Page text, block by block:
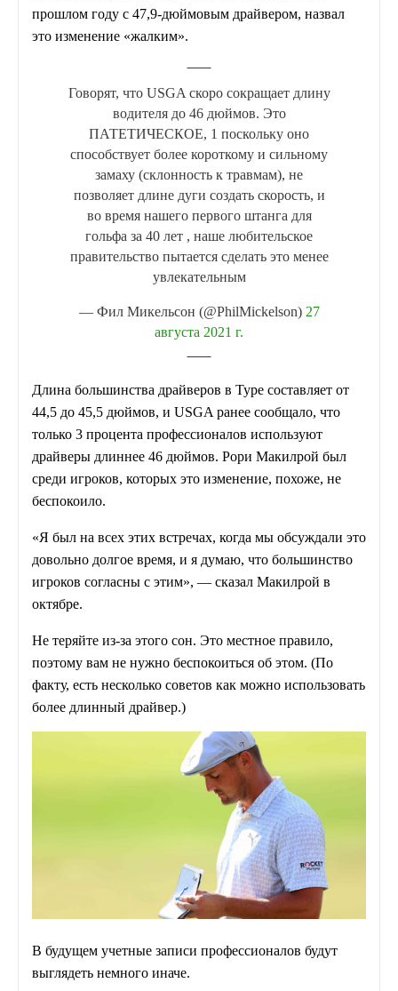
прошлом году с 47,9-дюймовым драйвером, назвал
это изменение «жалким».
Говорят, что USGA скоро сокращает длину
водителя до 46 дюймов. Это
ПАТЕТИЧЕСКОЕ, 1 поскольку оно
способствует более короткому и сильному
замаху (склонность к травмам), не
позволяет длине дуги создать скорость, и
во время нашего первого штанга для
гольфа за 40 лет , наше любительское
правительство пытается сделать это менее
увлекательным
— Фил Микельсон (@PhilMickelson) 27
августа 2021 г.
Длина большинства драйверов в Туре составляет от
44,5 до 45,5 дюймов, и USGA ранее сообщало, что
только 3 процента профессионалов используют
драйверы длиннее 46 дюймов. Рори Макилрой был
среди игроков, которых это изменение, похоже, не
беспокоило.
«Я был на всех этих встречах, когда мы обсуждали это
довольно долгое время, и я думаю, что большинство
игроков согласны с этим», — сказал Макилрой в
октябре.
Не теряйте из-за этого сон. Это местное правило,
поэтому вам не нужно беспокоиться об этом. (По
факту, есть несколько советов как можно использовать
более длинный драйвер.)
В будущем учетные записи профессионалов будут
выглядеть немного иначе.